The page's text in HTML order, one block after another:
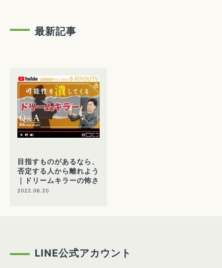
最新記事
目指すものがあるなら、
否定する人から離れよう
｜ドリームキラーの怖さ
2022.06.20
LINE公式アカウント